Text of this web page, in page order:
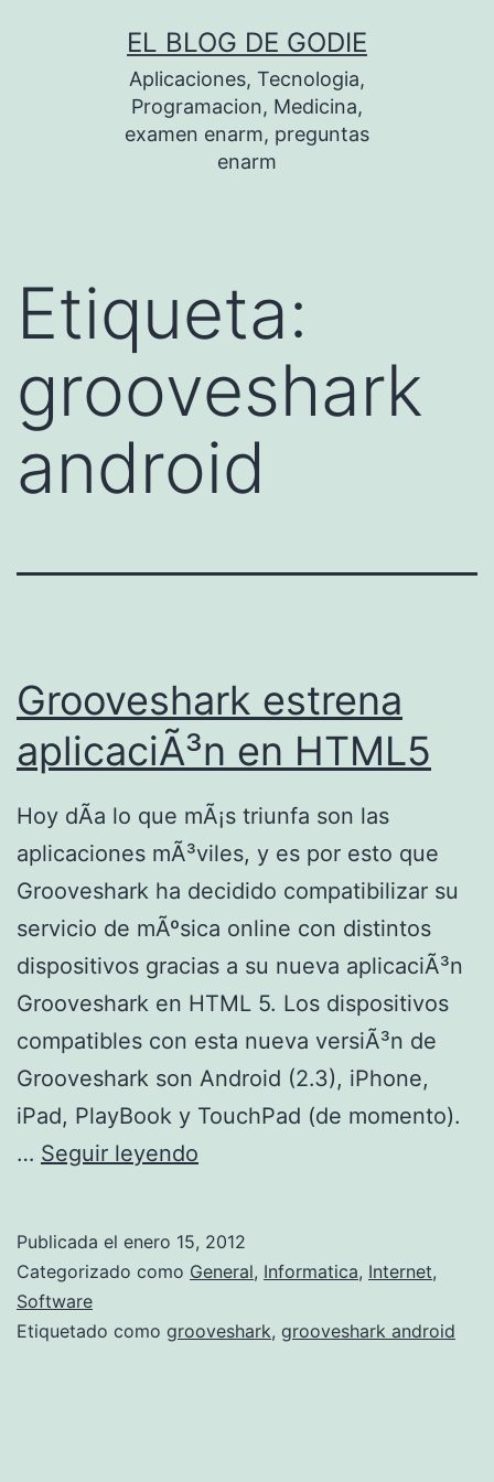
EL BLOG DE GODIE
Aplicaciones, Tecnologia,
Programacion, Medicina,
examen enarm, preguntas
enarm
Etiqueta:
grooveshark
android
Grooveshark estrena
aplicaciÃ³n en HTML5
Hoy dÃ­a lo que mÃ¡s triunfa son las
aplicaciones mÃ³viles, y es por esto que
Grooveshark ha decidido compatibilizar su
servicio de mÃºsica online con distintos
dispositivos gracias a su nueva aplicaciÃ³n
Grooveshark en HTML 5. Los dispositivos
compatibles con esta nueva versiÃ³n de
Grooveshark son Android (2.3), iPhone,
iPad, PlayBook y TouchPad (de momento).
… Seguir leyendo
o
e
Publicada el enero 15, 2012
Categorizado como General, Informatica, Internet,
Software
Etiquetado como grooveshark, grooveshark android